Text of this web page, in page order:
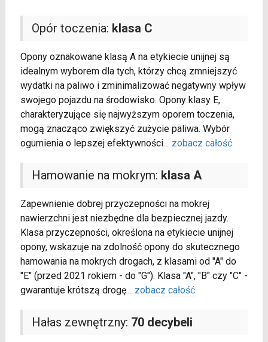
Opór toczenia: klasa C
Opony oznakowane klasą A na etykiecie unijnej są
idealnym wyborem dla tych, którzy chcą zmniejszyć
wydatki na paliwo i zminimalizować negatywny wpływ
swojego pojazdu na środowisko. Opony klasy E,
charakteryzujące się najwyższym oporem toczenia,
mogą znacząco zwiększyć zużycie paliwa. Wybór
ogumienia o lepszej efektywności... zobacz całość
Hamowanie na mokrym: klasa A
Zapewnienie dobrej przyczepności na mokrej
nawierzchni jest niezbędne dla bezpiecznej jazdy.
Klasa przyczepności, określona na etykiecie unijnej
opony, wskazuje na zdolność opony do skutecznego
hamowania na mokrych drogach, z klasami od "A" do
"E" (przed 2021 rokiem - do "G"). Klasa "A", "B" czy "C" -
gwarantuje krótszą drogę... zobacz całość
Hałas zewnętrzny: 70 decybeli